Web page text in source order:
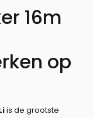
16m
op
is de grootste